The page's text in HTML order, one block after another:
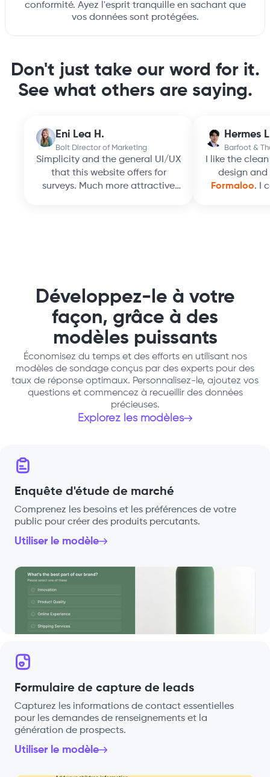
conformité. Ayez l'esprit tranquille en sachant que
vos données sont protégées.
Don't just take our word for it.
See what others are saying.
Eni Lea H.
Bolt Director of Marketing
Simplicity and the general UI/UX
that this website offers for
surveys. Much more attractive
Hermes
Barfoot &
I like the
design and
Formaloo. I
beautiful
data I want
Développez-le à votre
façon, grâce à des
modèles puissants
Économisez du temps et des efforts en utilisant nos
modèles de sondage conçus par des experts pour des
taux de réponse optimaux. Personnalisez-le, ajoutez vos
questions et commencez à recueillir des données
précieuses.
Explorez les modèles
Enquête d'étude de marché
Comprenez les besoins et les préférences de votre
public pour créer des produits percutants.
Utiliser le modèle
Formulaire de capture de leads
Capturez les informations de contact essentielles
pour les demandes de renseignements et la
génération de prospects.
Utiliser le modèle